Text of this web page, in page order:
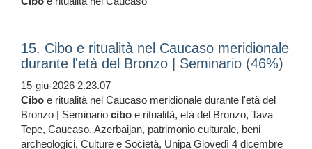
15. Cibo e ritualità nel Caucaso meridionale
durante l'età del Bronzo | Seminario (46%)
15-giu-2026 2.23.07
Cibo e ritualità nel Caucaso meridionale durante l'età del
Bronzo | Seminario cibo e ritualità, età del Bronzo, Tava
Tepe, Caucaso, Azerbaijan, patrimonio culturale, beni
archeologici, Culture e Società, Unipa Giovedì 4 dicembre